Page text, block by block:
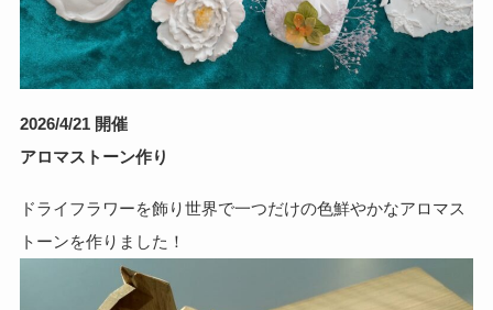
2026/4/21 開催
アロマストーン作り
ドライフラワーを飾り世界で一つだけの色鮮やかなアロマス
トーンを作りました！